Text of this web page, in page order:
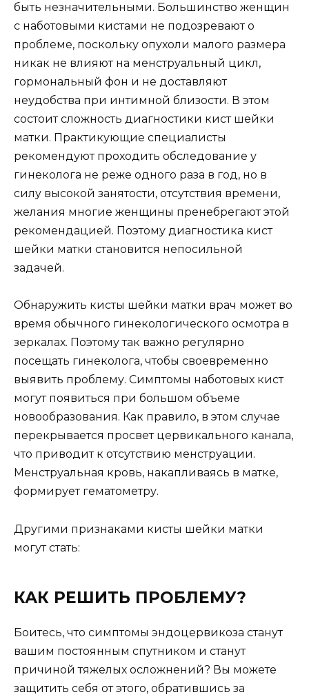
быть незначительными. Большинство женщин
с наботовыми кистами не подозревают о
проблеме, поскольку опухоли малого размера
никак не влияют на менструальный цикл,
гормональный фон и не доставляют
неудобства при интимной близости. В этом
состоит сложность диагностики кист шейки
матки. Практикующие специалисты
рекомендуют проходить обследование у
гинеколога не реже одного раза в год, но в
силу высокой занятости, отсутствия времени,
желания многие женщины пренебрегают этой
рекомендацией. Поэтому диагностика кист
шейки матки становится непосильной
задачей.
Обнаружить кисты шейки матки врач может во
время обычного гинекологического осмотра в
зеркалах. Поэтому так важно регулярно
посещать гинеколога, чтобы своевременно
выявить проблему. Симптомы наботовых кист
могут появиться при большом объеме
новообразования. Как правило, в этом случае
перекрывается просвет цервикального канала,
что приводит к отсутствию менструации.
Менструальная кровь, накапливаясь в матке,
формирует гематометру.
Другими признаками кисты шейки матки
могут стать:
КАК РЕШИТЬ ПРОБЛЕМУ?
Боитесь, что симптомы эндоцервикоза станут
вашим постоянным спутником и станут
причиной тяжелых осложнений? Вы можете
защитить себя от этого, обратившись за